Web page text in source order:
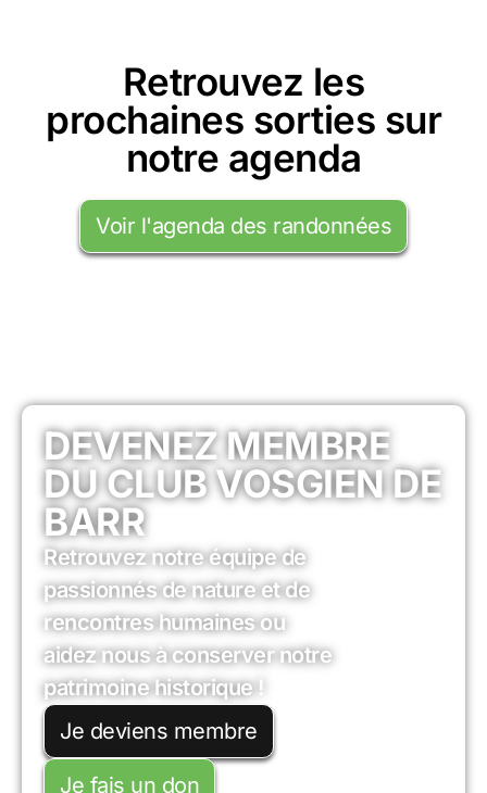
Retrouvez les
prochaines sorties sur
notre agenda
Voir l'agenda des randonnées
DEVENEZ MEMBRE
DU CLUB VOSGIEN DE
BARR
Retrouvez notre équipe de
passionnés de nature et de
rencontres humaines ou
aidez nous à conserver notre
patrimoine historique !
Je deviens membre
Je fais un don